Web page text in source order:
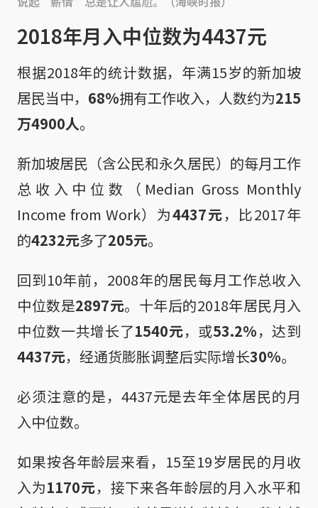
2018年月入中位数为4437元
根据2018年的统计数据，年满15岁的新加坡
居民当中， 68%拥有工作收入，人数约为215
万4900人。
新加坡居民（含公民和永久居民）的每月工作
总收入中位数（Median Gross Monthly
Income from Work）为4437元，比2017年
的4232元多了205元。
回到10年前，2008年的居民每月工作总收入
中位数是2897元。十年后的2018年居民月入
中位数一共增长了1540元，或53.2%，达到
4437元，经通货膨胀调整后实际增长30%。
必须注意的是，4437元是去年全体居民的月
入中位数。
如果按各年龄层来看，15至19岁居民的月收
入为1170元，接下来各年龄层的月入水平和